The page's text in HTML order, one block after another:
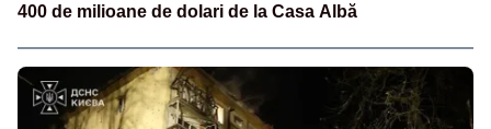
400 de milioane de dolari de la Casa Albă